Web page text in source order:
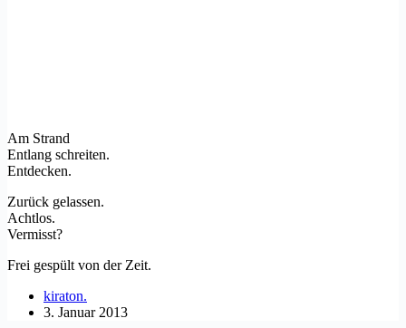
Am Strand
Entlang schreiten.
Entdecken.
Zurück gelassen.
Achtlos.
Vermisst?
Frei gespült von der Zeit.
kiraton.
3. Januar 2013